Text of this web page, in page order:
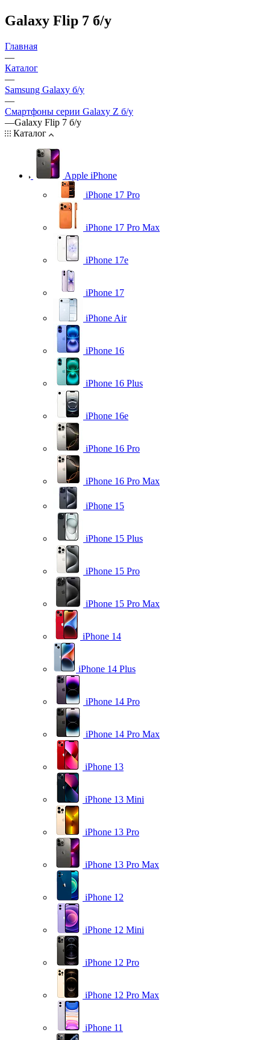
Galaxy Flip 7 б/у
Главная
—
Каталог
—
Samsung Galaxy б/у
—
Смартфоны серии Galaxy Z б/у
—Galaxy Flip 7 б/у
Каталог
Apple iPhone
iPhone 17 Pro
iPhone 17 Pro Max
iPhone 17e
iPhone 17
iPhone Air
iPhone 16
iPhone 16 Plus
iPhone 16e
iPhone 16 Pro
iPhone 16 Pro Max
iPhone 15
iPhone 15 Plus
iPhone 15 Pro
iPhone 15 Pro Max
iPhone 14
iPhone 14 Plus
iPhone 14 Pro
iPhone 14 Pro Max
iPhone 13
iPhone 13 Mini
iPhone 13 Pro
iPhone 13 Pro Max
iPhone 12
iPhone 12 Mini
iPhone 12 Pro
iPhone 12 Pro Max
iPhone 11